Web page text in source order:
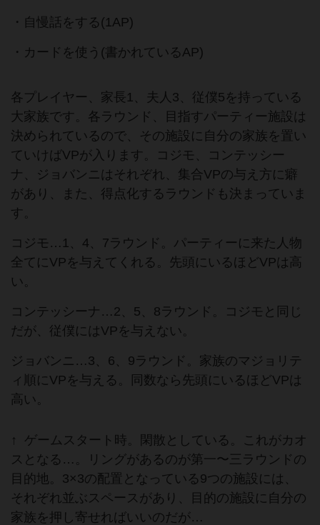
・自慢話をする(1AP)
・カードを使う(書かれているAP)
各プレイヤー、家長1、夫人3、従僕5を持っている
大家族です。各ラウンド、目指すパーティー施設は
決められているので、その施設に自分の家族を置い
ていけばVPが入ります。コジモ、コンテッシー
ナ、ジョバンニはそれぞれ、集合VPの与え方に癖
があり、また、得点化するラウンドも決まっていま
す。
コジモ…1、4、7ラウンド。パーティーに来た人物
全てにVPを与えてくれる。先頭にいるほどVPは高
い。
コンテッシーナ…2、5、8ラウンド。コジモと同じ
だが、従僕にはVPを与えない。
ジョバンニ…3、6、9ラウンド。家族のマジョリテ
ィ順にVPを与える。同数なら先頭にいるほどVPは
高い。
↑ ゲームスタート時。閑散としている。これがカオ
スとなる…。リングがあるのが第一〜三ラウンドの
目的地。3×3の配置となっている9つの施設には、
それぞれ並ぶスペースがあり、目的の施設に自分の
家族を押し寄せればいいのだが…